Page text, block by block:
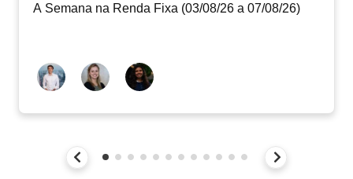
A Semana na Renda Fixa (03/08/26 a 07/08/26)